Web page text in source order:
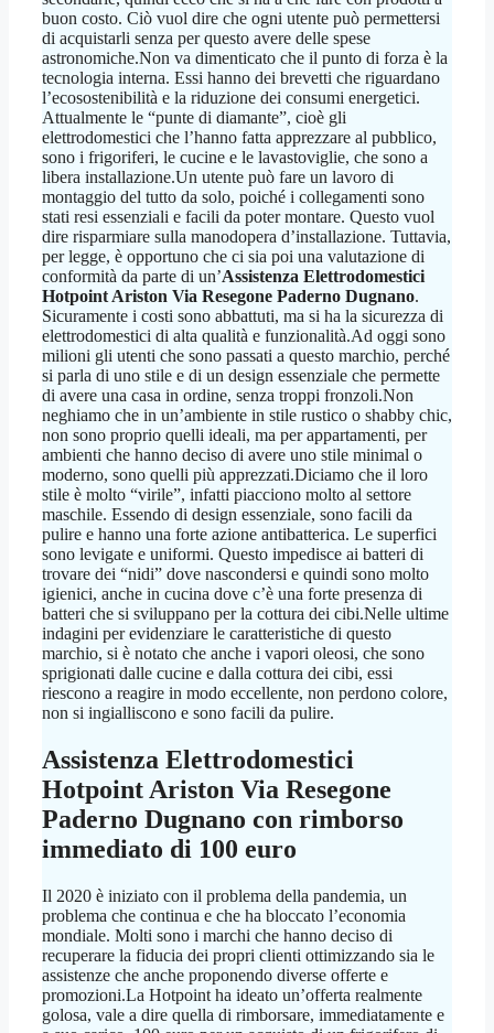
buon costo. Ciò vuol dire che ogni utente può permettersi
di acquistarli senza per questo avere delle spese
astronomiche.Non va dimenticato che il punto di forza è la
tecnologia interna. Essi hanno dei brevetti che riguardano
l’ecosostenibilità e la riduzione dei consumi energetici.
Attualmente le “punte di diamante”, cioè gli
elettrodomestici che l’hanno fatta apprezzare al pubblico,
sono i frigoriferi, le cucine e le lavastoviglie, che sono a
libera installazione.Un utente può fare un lavoro di
montaggio del tutto da solo, poiché i collegamenti sono
stati resi essenziali e facili da poter montare. Questo vuol
dire risparmiare sulla manodopera d’installazione. Tuttavia,
per legge, è opportuno che ci sia poi una valutazione di
conformità da parte di un’Assistenza Elettrodomestici
Hotpoint Ariston Via Resegone Paderno Dugnano.
Sicuramente i costi sono abbattuti, ma si ha la sicurezza di
elettrodomestici di alta qualità e funzionalità.Ad oggi sono
milioni gli utenti che sono passati a questo marchio, perché
si parla di uno stile e di un design essenziale che permette
di avere una casa in ordine, senza troppi fronzoli.Non
neghiamo che in un’ambiente in stile rustico o shabby chic,
non sono proprio quelli ideali, ma per appartamenti, per
ambienti che hanno deciso di avere uno stile minimal o
moderno, sono quelli più apprezzati.Diciamo che il loro
stile è molto “virile”, infatti piacciono molto al settore
maschile. Essendo di design essenziale, sono facili da
pulire e hanno una forte azione antibatterica. Le superfici
sono levigate e uniformi. Questo impedisce ai batteri di
trovare dei “nidi” dove nascondersi e quindi sono molto
igienici, anche in cucina dove c’è una forte presenza di
batteri che si sviluppano per la cottura dei cibi.Nelle ultime
indagini per evidenziare le caratteristiche di questo
marchio, si è notato che anche i vapori oleosi, che sono
sprigionati dalle cucine e dalla cottura dei cibi, essi
riescono a reagire in modo eccellente, non perdono colore,
non si ingialliscono e sono facili da pulire.
Assistenza Elettrodomestici
Hotpoint Ariston Via Resegone
Paderno Dugnano con rimborso
immediato di 100 euro
Il 2020 è iniziato con il problema della pandemia, un
problema che continua e che ha bloccato l’economia
mondiale. Molti sono i marchi che hanno deciso di
recuperare la fiducia dei propri clienti ottimizzando sia le
assistenze che anche proponendo diverse offerte e
promozioni.La Hotpoint ha ideato un’offerta realmente
golosa, vale a dire quella di rimborsare, immediatamente e